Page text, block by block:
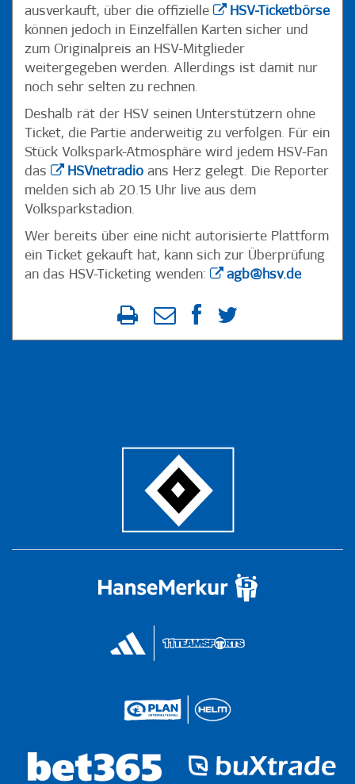
ausverkauft, über die offizielle
HSV-Ticketbörse
können jedoch in Einzelfällen Karten sicher und
zum Originalpreis an HSV-Mitglieder
weitergegeben werden. Allerdings ist damit nur
noch sehr selten zu rechnen.
Deshalb rät der HSV seinen Unterstützern ohne
Ticket, die Partie anderweitig zu verfolgen. Für ein
Stück Volkspark-Atmosphäre wird jedem HSV-Fan
das
HSVnetradio ans Herz gelegt. Die Reporter
melden sich ab 20.15 Uhr live aus dem
Volksparkstadion.
Wer bereits über eine nicht autorisierte Plattform
ein Ticket gekauft hat, kann sich zur Überprüfung
an das HSV-Ticketing wenden:
agb@hsv.de